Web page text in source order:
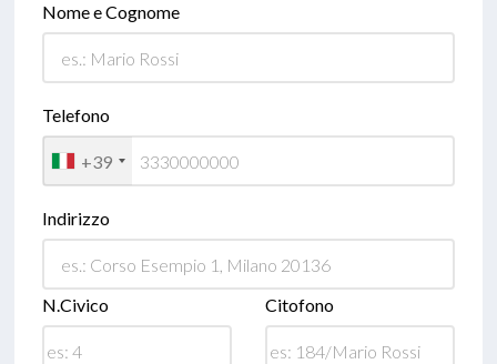
Nome e Cognome
Telefono
+39
Indirizzo
N.Civico Citofono